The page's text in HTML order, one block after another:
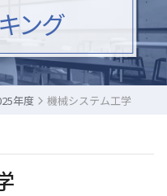
ング
年度 機械システム工学